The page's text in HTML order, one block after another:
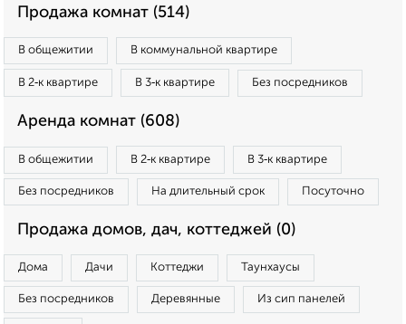
Продажа комнат (514)
В общежитии В коммунальной квартире
В 2‑к квартире В 3‑к квартире Без посредников
Аренда комнат (608)
В общежитии В 2‑к квартире В 3‑к квартире
Без посредников На длительный срок Посуточно
Продажа домов, дач, коттеджей (0)
Дома Дачи Коттеджи Таунхаусы
Без посредников Деревянные Из сип панелей